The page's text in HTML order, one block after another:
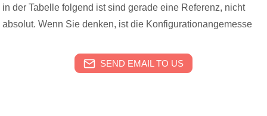
in der Tabelle folgend ist sind gerade eine Referenz, nicht
absolut. Wenn Sie denken, ist die Konfigurationangemesse
SEND EMAIL TO US